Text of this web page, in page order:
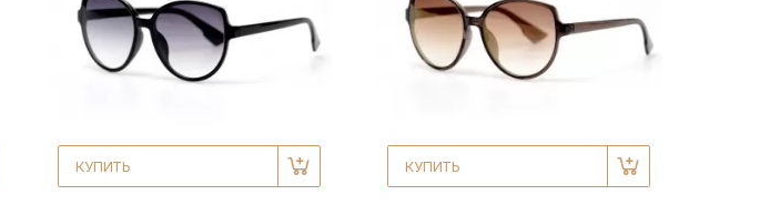
КУПИТЬ КУПИТЬ